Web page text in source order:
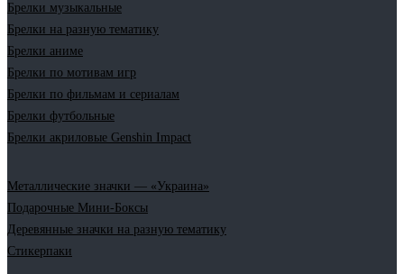
Брелки музыкальные
Брелки на разную тематику
Брелки аниме
Брелки по мотивам игр
Брелки по фильмам и сериалам
Брелки футбольные
Брелки акриловые Genshin Impact
Металлические значки — «Украина»
Подарочные Мини-Боксы
Деревянные значки на разную тематику
Стикерпаки